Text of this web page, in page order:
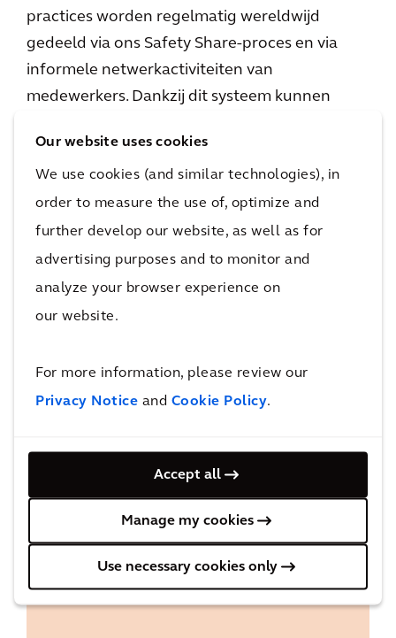
Our website uses cookies
We use cookies (and similar technologies), in
order to measure the use of, optimize and
further develop our website, as well as for
advertising purposes and to monitor and
analyze your browser experience on
our website.
For more information, please review our
Privacy Notice and Cookie Policy.
Accept all
Manage my cookies
Use necessary cookies only
practices worden regelmatig wereldwijd
gedeeld via ons Safety Share-proces en via
informele netwerkactiviteiten van
medewerkers. Dankzij dit systeem kunnen
tijdens het werk. Het biedt handvatten om
aanbevolen procedures voor gezondheid en
veiligheid consequent toe te passen, ook in
hun privéleven.
We streven voortdurend naar een
hink through the task (Overdenk de taak)
Recognize the hazards (Herken de gevaren)
ontrol the risks (Beheers de risico's)
K
altijd voor gezond en veilig)